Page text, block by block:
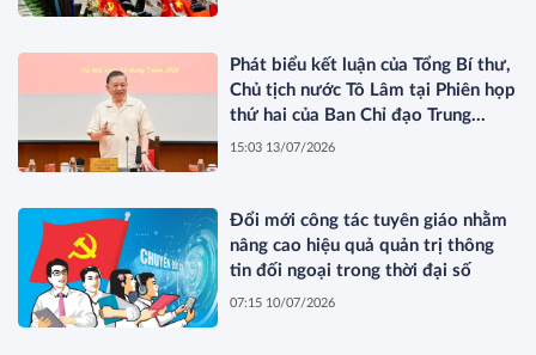
Phát biểu kết luận của Tổng Bí thư,
Chủ tịch nước Tô Lâm tại Phiên họp
thứ hai của Ban Chỉ đạo Trung
ương về phát triển văn hóa Việt
15:03 13/07/2026
Đổi mới công tác tuyên giáo nhằm
nâng cao hiệu quả quản trị thông
tin đối ngoại trong thời đại số
07:15 10/07/2026